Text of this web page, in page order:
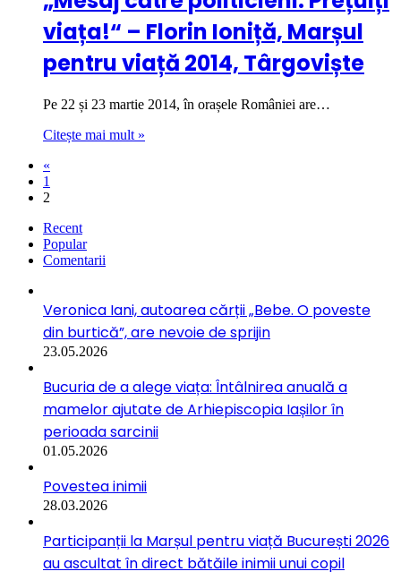
viața!“ – Florin Ioniță, Marșul
pentru viață 2014, Târgoviște
Pe 22 și 23 martie 2014, în orașele României are…
Citește mai mult »
«
1
2
Recent
Popular
Comentarii
Veronica Iani, autoarea cărții „Bebe. O poveste
din burtică”, are nevoie de sprijin
23.05.2026
Bucuria de a alege viața: Întâlnirea anuală a
mamelor ajutate de Arhiepiscopia Iașilor în
perioada sarcinii
01.05.2026
Povestea inimii
28.03.2026
Participanții la Marșul pentru viață București 2026
au ascultat în direct bătăile inimii unui copil